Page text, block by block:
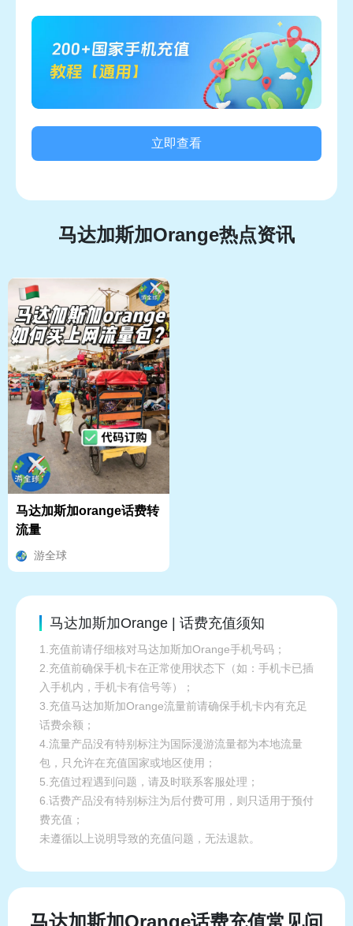
立即查看
马达加斯加Orange热点资讯
马达加斯加orange话费转
流量
游全球
马达加斯加Orange | 话费充值须知
1.充值前请仔细核对马达加斯加Orange手机号码；
2.充值前确保手机卡在正常使用状态下（如：手机卡已插
入手机内，手机卡有信号等）；
3.充值马达加斯加Orange流量前请确保手机卡内有充足
话费余额；
4.流量产品没有特别标注为国际漫游流量都为本地流量
包，只允许在充值国家或地区使用；
5.充值过程遇到问题，请及时联系客服处理；
6.话费产品没有特别标注为后付费可用，则只适用于预付
费充值；
未遵循以上说明导致的充值问题，无法退款。
马达加斯加Orange话费充值常见问